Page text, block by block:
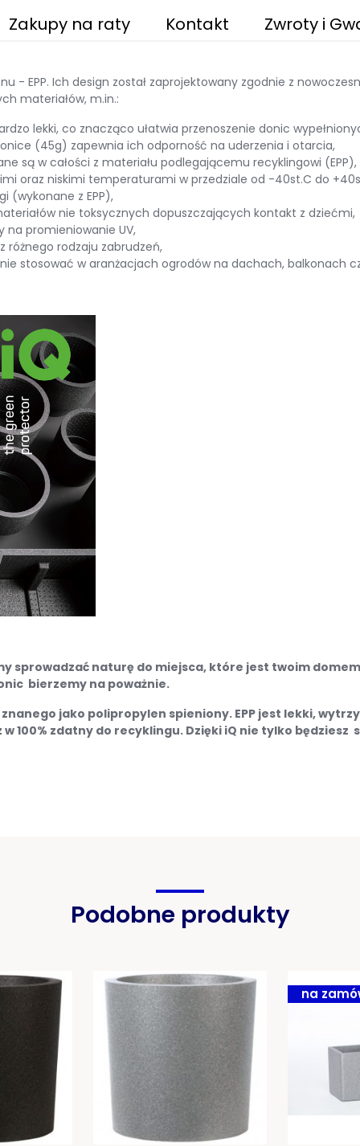
Zakupy na raty Kontakt Zwroty i
- EPP. Ich design został zaprojektowany zgodnie z
materiałów, m.in.:
lekki, co znacząco ułatwia przenoszenie donic
(45g) zapewnia ich odporność na uderzenia i otarcia,
są w całości z materiału podlegającemu recyklingowi (EPP),
oraz niskimi temperaturami w przedziale od -40st.C do
(wykonane z EPP),
nie toksycznych dopuszczających kontakt z dziećmi,
na promieniowanie UV,
różnego rodzaju zabrudzeń,
stosować w aranżacjach ogrodów na dachach, balkonach
sprowadzać naturę do miejsca, które jest twoim
bierzemy na poważnie.
jako polipropylen spieniony. EPP jest lekki,
100% zdatny do recyklingu. Dzięki iQ nie tylko będziesz
Podobne produkty
na